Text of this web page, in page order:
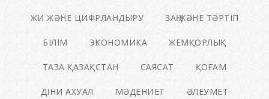
ЖИ ЖӘНЕ ЦИФРЛАНДЫРУ ЗАҢ ЖӘНЕ ТӘРТІП
БІЛІМ ЭКОНОМИКА ЖЕМҚОРЛЫҚ
ТАЗА ҚАЗАҚСТАН САЯСАТ ҚОҒАМ
ДІНИ АХУАЛ МӘДЕНИЕТ ӘЛЕУМЕТ